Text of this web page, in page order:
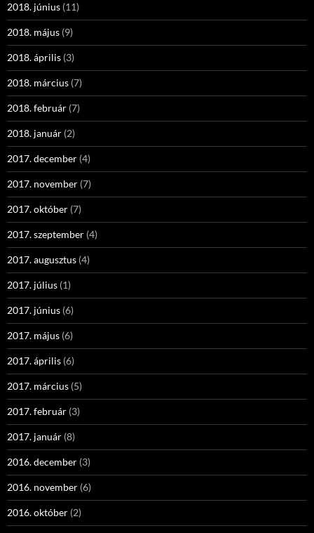
2018. június (11)
2018. május (9)
2018. április (3)
2018. március (7)
2018. február (7)
2018. január (2)
2017. december (4)
2017. november (7)
2017. október (7)
2017. szeptember (4)
2017. augusztus (4)
2017. július (1)
2017. június (6)
2017. május (6)
2017. április (6)
2017. március (5)
2017. február (3)
2017. január (8)
2016. december (3)
2016. november (6)
2016. október (2)